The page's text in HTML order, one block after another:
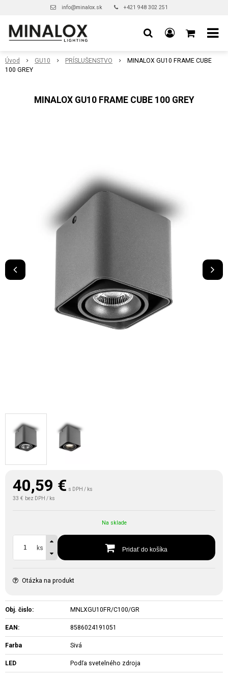
info@minalox.sk +421 948 302 251
Úvod GU10 PRÍSLUŠENSTVO
MINALOX GU10 FRAME CUBE
100 GREY
MINALOX GU10 FRAME CUBE 100 GREY
40,59 € s DPH / ks
33 € bez DPH / ks
Na sklade
ks Pridať do košíka
Otázka na produkt
Obj. čislo: MNLXGU10FR/C100/GR
EAN: 8586024191051
Farba Sivá
LED Podľa svetelného zdroja